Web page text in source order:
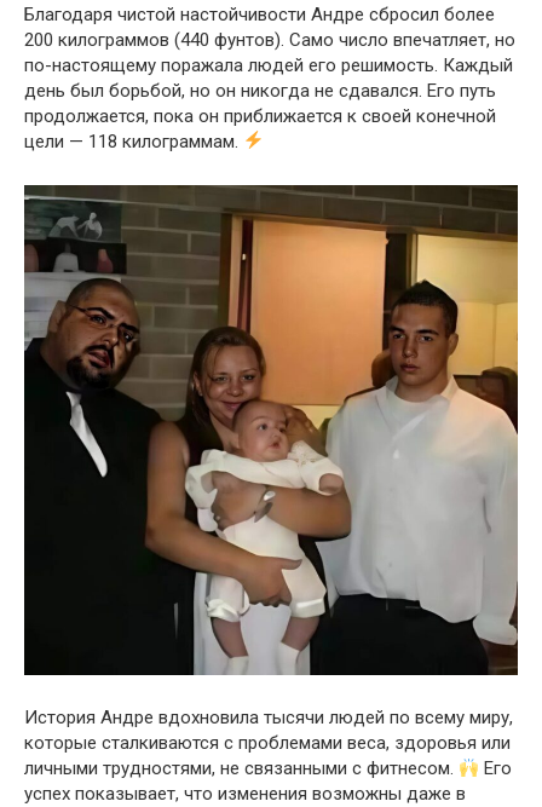
Благодаря чистой настойчивости Андре сбросил более
200 килограммов (440 фунтов). Само число впечатляет, но
по-настоящему поражала людей его решимость. Каждый
день был борьбой, но он никогда не сдавался. Его путь
продолжается, пока он приближается к своей конечной
цели — 118 килограммам.
История Андре вдохновила тысячи людей по всему миру,
которые сталкиваются с проблемами веса, здоровья или
личными трудностями, не связанными с фитнесом.
Его
успех показывает, что изменения возможны даже в